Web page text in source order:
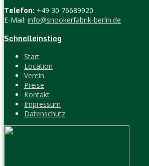
Telefon: +49 30 76689920
E-Mail: info@snookerfabrik-berlin.de
Schnelleinstieg
Start
Location
Verein
Preise
Kontakt
Impressum
Datenschutz